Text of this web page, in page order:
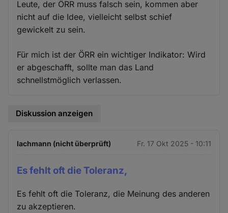
Leute, der ÖRR muss falsch sein, kommen aber
nicht auf die Idee, vielleicht selbst schief
gewickelt zu sein.
Für mich ist der ÖRR ein wichtiger Indikator: Wird
er abgeschafft, sollte man das Land
schnellstmöglich verlassen.
Diskussion anzeigen
lachmann (nicht überprüft) Fr. 17 Okt 2025 - 10:11
Es fehlt oft die Toleranz,
Es fehlt oft die Toleranz, die Meinung des anderen
zu akzeptieren.